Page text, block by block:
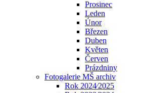
Prosinec
Leden
Únor
Březen
Duben
Květen
Červen
Prázdniny
Fotogalerie MŠ archiv
Rok 2024⁄2025